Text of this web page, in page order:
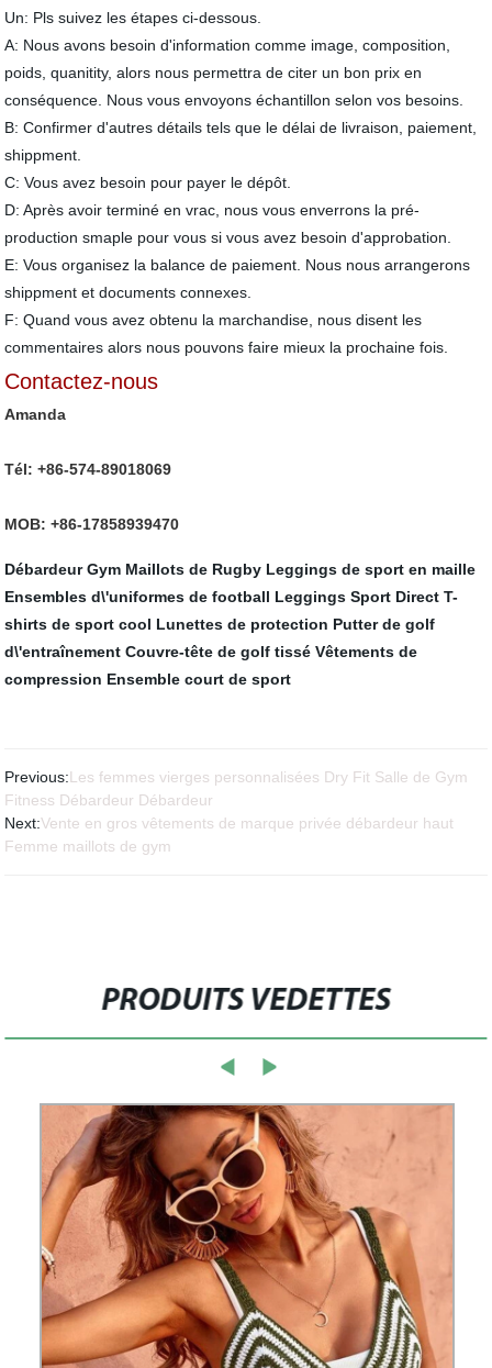
Un: Pls suivez les étapes ci-dessous.
A: Nous avons besoin d'information comme image, composition,
poids, quanitity, alors nous permettra de citer un bon prix en
conséquence. Nous vous envoyons échantillon selon vos besoins.
B: Confirmer d'autres détails tels que le délai de livraison, paiement,
shippment.
C: Vous avez besoin pour payer le dépôt.
D: Après avoir terminé en vrac, nous vous enverrons la pré-
production smaple pour vous si vous avez besoin d'approbation.
E: Vous organisez la balance de paiement. Nous nous arrangerons
shippment et documents connexes.
F: Quand vous avez obtenu la marchandise, nous disent les
commentaires alors nous pouvons faire mieux la prochaine fois.
Contactez-nous
Amanda
Tél: +86-574-89018069
MOB: +86-17858939470
Débardeur Gym Maillots de Rugby Leggings de sport en maille
Ensembles d\'uniformes de football Leggings Sport Direct T-
shirts de sport cool Lunettes de protection Putter de golf
d\'entraînement Couvre-tête de golf tissé Vêtements de
compression Ensemble court de sport
Previous:Les femmes vierges personnalisées Dry Fit Salle de Gym
Fitness Débardeur Débardeur
Next:Vente en gros vêtements de marque privée débardeur haut
Femme maillots de gym
PRODUITS VEDETTES